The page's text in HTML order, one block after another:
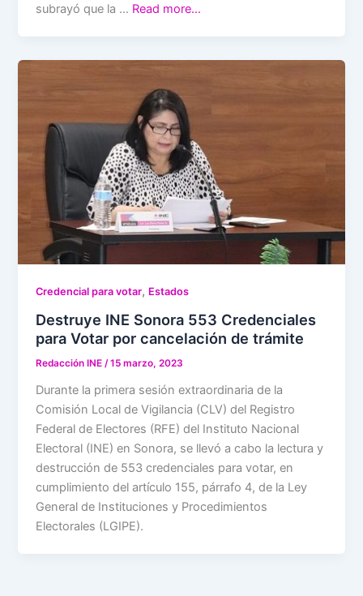
subrayó que la … Read more…
Credencial para votar, Estados
Destruye INE Sonora 553 Credenciales
para Votar por cancelación de trámite
Redacción INE/15 marzo, 2023
Durante la primera sesión extraordinaria de la
Comisión Local de Vigilancia (CLV) del Registro
Federal de Electores (RFE) del Instituto Nacional
Electoral (INE) en Sonora, se llevó a cabo la lectura y
destrucción de 553 credenciales para votar, en
cumplimiento del artículo 155, párrafo 4, de la Ley
General de Instituciones y Procedimientos
Electorales (LGIPE).